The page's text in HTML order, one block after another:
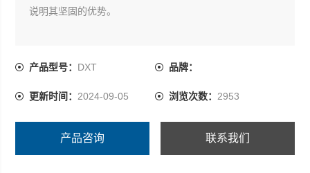
说明其坚固的优势。
产品型号： DXT 品牌：
更新时间： 2024-09-05 浏览次数： 2953
产品咨询 联系我们